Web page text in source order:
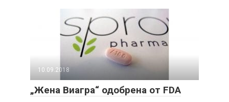
10.09.2018
„Жена Виагра“ одобрена от FDA